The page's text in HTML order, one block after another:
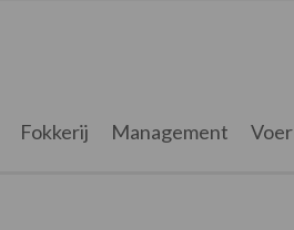
Fokkerij Management Voer